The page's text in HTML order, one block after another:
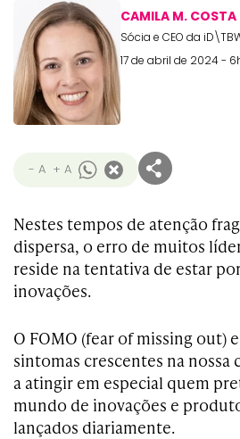
CAMILA M. COSTA
Sócia e CEO da
17 de abril de 2024 -
- A + A
Nestes tempos de atenção
dispersa, o erro de muitos
reside na tentativa de estar
inovações.
O FOMO (fear of missing out)
sintomas crescentes na nossa
a atingir em especial quem
mundo de inovações e
lançados diariamente.